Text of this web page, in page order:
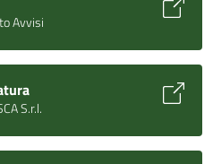
Avvisi
S.r.l.